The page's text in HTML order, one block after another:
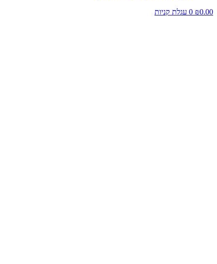
₪0.00
0 עגלת קניות